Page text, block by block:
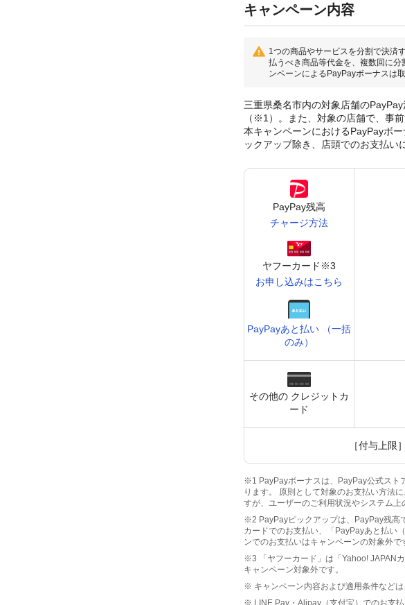
キャンペーン内容
1つの商品やサービスを分割で決済
払うべき商品等代金を、複数回に
ンペーンによるPayPayボーナスは
三重県桑名市内の対象店舗の
（※1）。また、対象の店舗で、事
本キャンペーンにおけるPayPayボ
ックアップ除き、店頭でのお支払い
PayPay残高
チャージ方法
ヤフーカード※3
お申し込みはこちら
PayPayあと払い （一括
のみ）
その他の クレジットカ
ード
［付与上限
※1 PayPayボーナスは、PayPay公式スト
ります。 原則として対象のお支払い方法
すが、ユーザーのご利用状況やシステム上
※2 PayPayピックアップは、PayPay残高
カードでのお支払い、「PayPayあと払い
ンでのお支払いはキャンペーンの対象外で
※3 「ヤフーカード」は「Yahoo! JAPAN
キャンペーン対象外です。
※ キャンペーン内容および適用条件など